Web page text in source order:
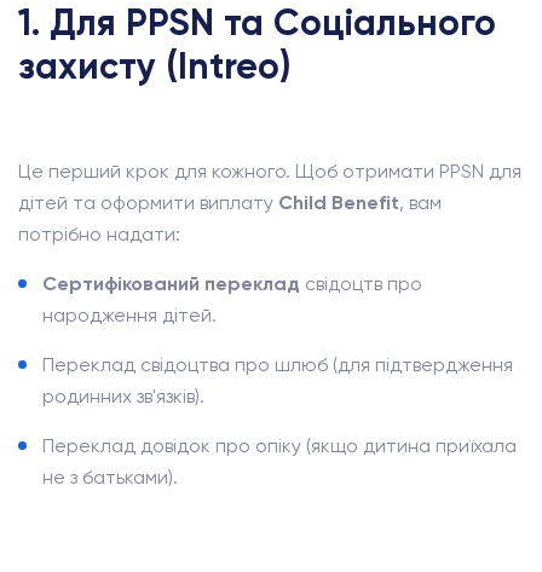
1. Для PPSN та Соціального
захисту (Intreo)
Це перший крок для кожного. Щоб отримати PPSN для
дітей та оформити виплату Child Benefit, вам
потрібно надати:
Сертифікований переклад свідоцтв про
народження дітей.
Переклад свідоцтва про шлюб (для підтвердження
родинних зв'язків).
Переклад довідок про опіку (якщо дитина приїхала
не з батьками).